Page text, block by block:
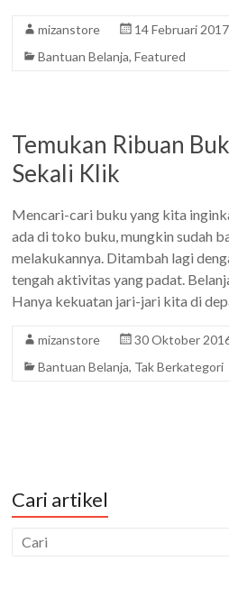
mizanstore
14 Februari 2017
Bantuan Belanja,Featured
Temukan Ribuan
Sekali Klik
Mencari-cari buku yang kita
ada di toko buku, mungkin sudah
melakukannya. Ditambah lagi
tengah aktivitas yang padat.
Hanya kekuatan jari-jari kita di
mizanstore
30 Oktober
Bantuan Belanja, Tak Berkategori
Cari artikel